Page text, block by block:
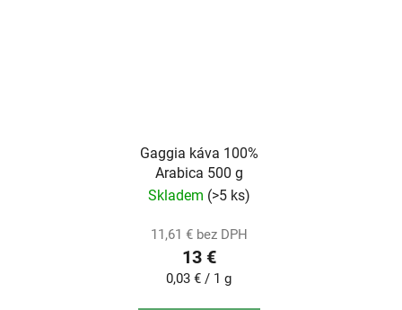
Gaggia káva 100%
Arabica 500 g
Skladem (>5 ks)
11,61 € bez DPH
13 €
Jednotková
0,03 € / 1 g